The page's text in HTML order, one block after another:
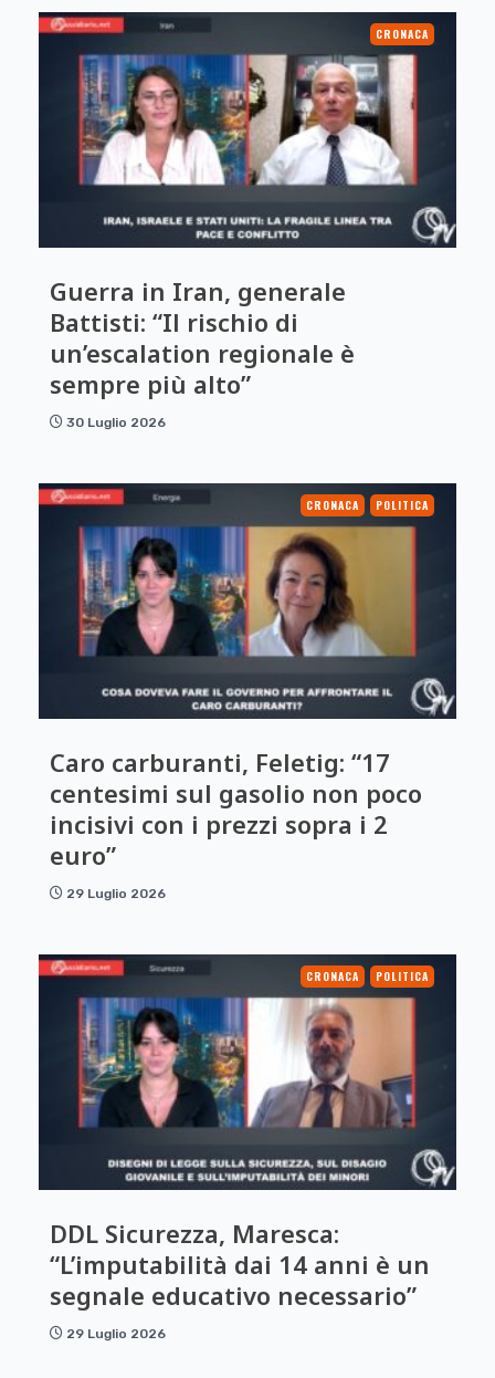
CRONACA
Guerra in Iran, generale
Battisti: “Il rischio di
un’escalation regionale è
sempre più alto”
30 Luglio 2026
CRONACA POLITICA
Caro carburanti, Feletig: “17
centesimi sul gasolio non poco
incisivi con i prezzi sopra i 2
euro”
29 Luglio 2026
CRONACA POLITICA
DDL Sicurezza, Maresca:
“L’imputabilità dai 14 anni è un
segnale educativo necessario”
29 Luglio 2026